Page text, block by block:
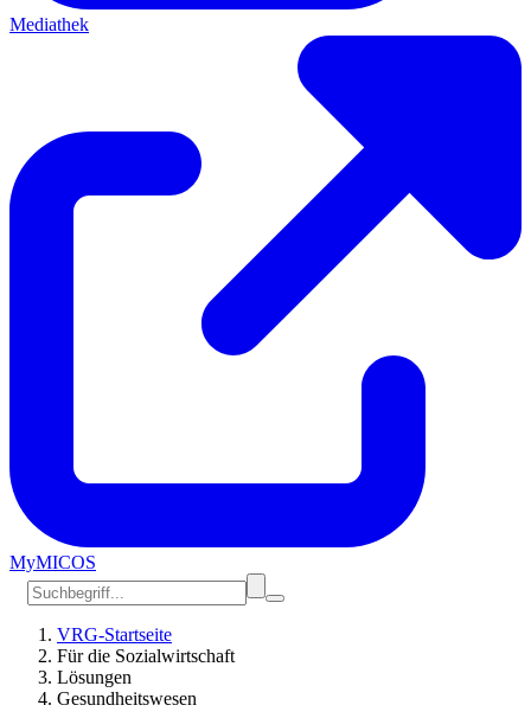
Mediathek
MyMICOS
VRG-Startseite
Für die Sozialwirtschaft
Lösungen
Gesundheitswesen